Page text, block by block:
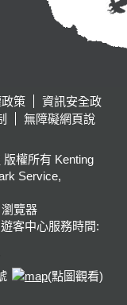
策
資訊安全政
無障礙網頁說
權所有 Kenting
Service,
覽器
客中心服務時間:
(點圖觀看)